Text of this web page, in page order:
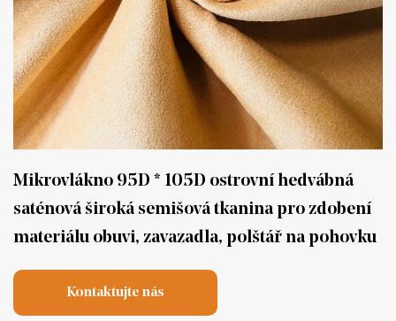
Mikrovlákno 95D * 105D ostrovní hedvábná
saténová široká semišová tkanina pro zdobení
materiálu obuvi, zavazadla, polštář na pohovku
Kontaktujte nás